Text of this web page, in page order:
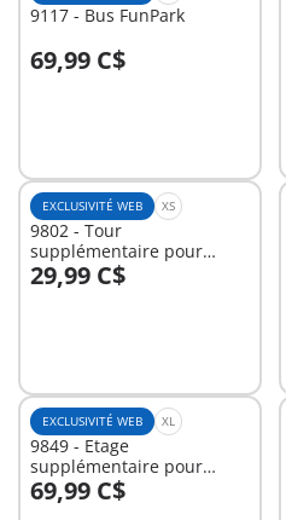
9117 - Bus FunPark
69,99 C$
Au panier
EXCLUSIVITÉ WEB XS
9802 - Tour
supplémentaire pour
Caserne de pompiers
29,99 C$
Au panier
EXCLUSIVITÉ WEB XL
9849 - Etage
supplémentaire pour
Grande maison
traditionnelle
69,99 C$
Au panier